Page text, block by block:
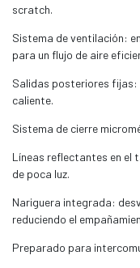
scratch.
Sistema de ventilación:
para un flujo de aire
Salidas posteriores fijas:
caliente.
Sistema de cierre
Líneas reflectantes en el
de poca luz.
Nariguera integrada:
reduciendo el
Preparado para